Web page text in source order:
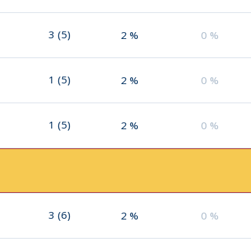
3 (5) 2 % 0 %
1 (5) 2 % 0 %
1 (5) 2 % 0 %
3 (6) 2 % 0 %